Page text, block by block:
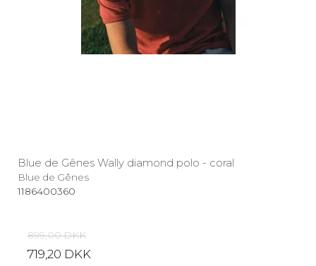
Blue de Gênes Wally diamond polo - coral
Blue de Gênes
1186400360
899,00 DKK
719,20 DKK